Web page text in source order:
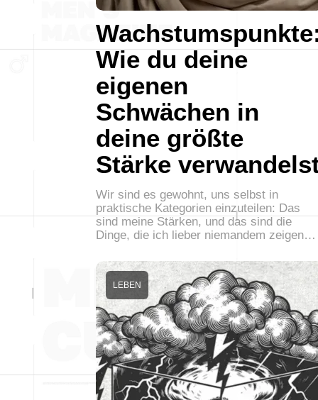
Wie du deine
eigenen
Schwächen in
deine größte
Stärke
Wir sind es gewohnt, uns selbst in
praktische Kategorien einzuteilen: Das
sind meine Stärken, und das sind die
Dinge, die ich lieber niemandem zeigen…
LEBEN